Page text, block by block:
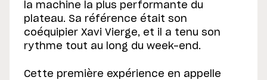
la machine la plus performante du
plateau. Sa référence était son
coéquipier Xavi Vierge, et il a tenu son
rythme tout au long du week-end.
Cette première expérience en appelle